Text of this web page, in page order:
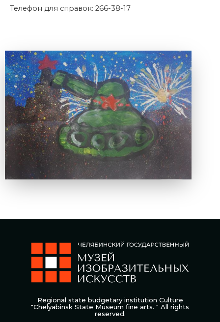
Телефон для справок: 266-38-17
Regional state budgetary institution Culture
"Chelyabinsk State Museum fine arts. " All rights
reserved.